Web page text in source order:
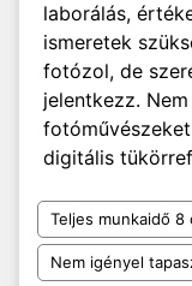
laborálás,
ismeretek
fotózol, de
jelentkezz.
digitális
Teljes munkaidő 8
Nem igényel